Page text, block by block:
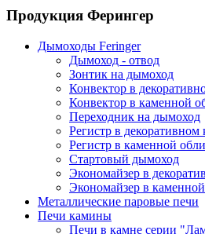
Продукция Ферингер
Дымоходы Feringer
Дымоход - отвод
Зонтик на дымоход
Конвектор в
Конвектор в каменной
Переходник на дымоход
Регистр в декоративном
Регистр в каменной
Стартовый дымоход
Экономайзер в
Экономайзер в
Металлические паровые печи
Печи камины
Печи в камне серии